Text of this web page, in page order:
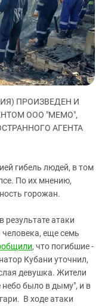
В ЧЕЧНЕ
АКТИВИСТОВ
И ПРОТЕСТЫ
ПРОИЗВЕДЕН И
ООО "МЕМО",
АГЕНТА
гибель людей, в том
По их мнению,
горожан.
результате атаки
еще семь
, что погибшие -
Кубани уточнил,
девушка. Жители
небо было в дыму", и в
В ходе атаки